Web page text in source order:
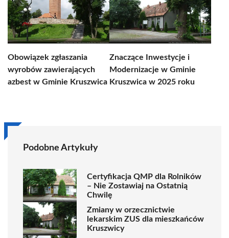
Obowiązek zgłaszania
wyrobów zawierających
azbest w Gminie Kruszwica
Znaczące Inwestycje i
Modernizacje w Gminie
Kruszwica w 2025 roku
Podobne Artykuły
Certyfikacja QMP dla Rolników
– Nie Zostawiaj na Ostatnią
Chwilę
Zmiany w orzecznictwie
lekarskim ZUS dla mieszkańców
Kruszwicy